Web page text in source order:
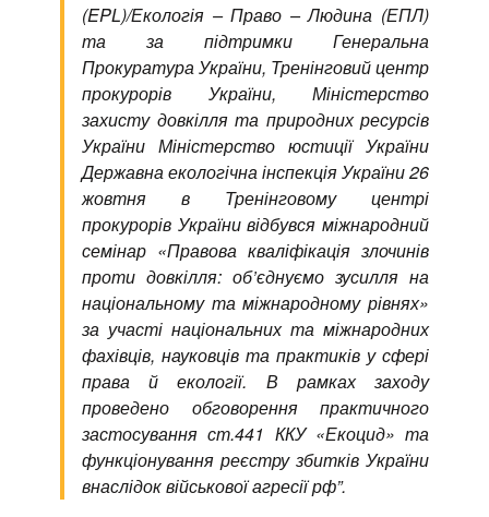
(EPL)/Екологія – Право – Людина (ЕПЛ)
та за підтримки Генеральна
Прокуратура України, Тренінговий центр
прокурорів України, Міністерство
захисту довкілля та природних ресурсів
України Міністерство юстиції України
Державна екологічна інспекція України 26
жовтня в Тренінговому центрі
прокурорів України відбувся міжнародний
семінар «Правова кваліфікація злочинів
проти довкілля: об’єднуємо зусилля на
національному та міжнародному рівнях»
за участі національних та міжнародних
фахівців, науковців та практиків у сфері
права й екології. В рамках заходу
проведено обговорення практичного
застосування ст.441 ККУ «Екоцид» та
функціонування реєстру збитків України
внаслідок військової агресії рф”.